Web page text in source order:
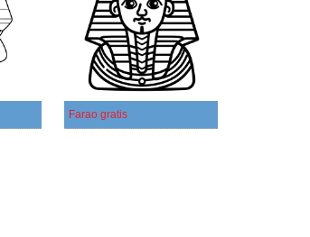
Farao gratis